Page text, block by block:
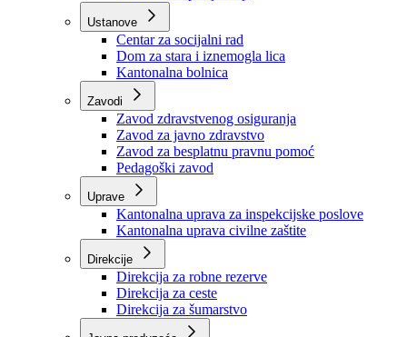
Služba za odnose s javnošću
Služba za zajedničke poslove
Služba za zapošljavanje
Ustanove
Centar za socijalni rad
Dom za stara i iznemogla lica
Kantonalna bolnica
Zavodi
Zavod zdravstvenog osiguranja
Zavod za javno zdravstvo
Zavod za besplatnu pravnu pomoć
Pedagoški zavod
Kantonalna uprava za inspekcijske poslove
Kantonalna uprava civilne zaštite
Direkcije
Direkcija za robne rezerve